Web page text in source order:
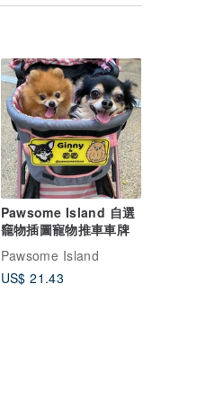
Pawsome Island 自選
竉物插圖寵物推車車牌
Pawsome Island
US$ 21.43